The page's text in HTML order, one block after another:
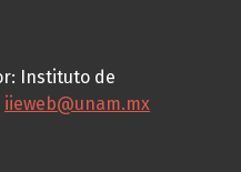
Instituto de
iieweb@unam.mx